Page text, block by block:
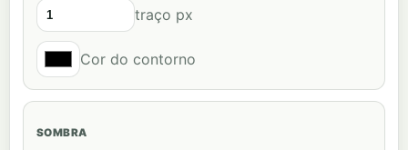
traço px
Cor do contorno
SOMBRA